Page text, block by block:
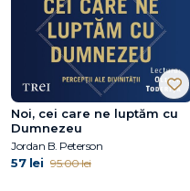
Noi, cei care ne luptăm cu
Dumnezeu
Jordan B. Peterson
57 lei 95.00 lei